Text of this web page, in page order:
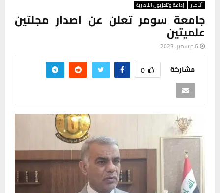
ألأخبار إذاعة وتلفزيون الناصرية
جامعة سومر تعلن عن اصدار مجلتين
علميتين
6 ديسمبر، 2023
مشاركة 0